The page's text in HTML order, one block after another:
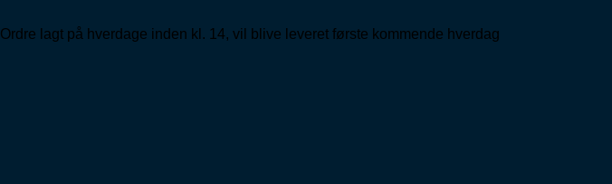
Ordre lagt på hverdage inden kl. 14, vil blive leveret første kommende hverdag